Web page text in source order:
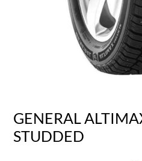
GENERAL
STUDDED